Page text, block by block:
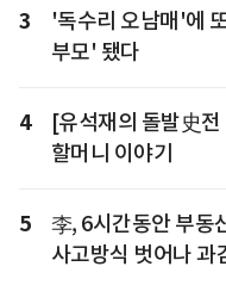
3
'독수리 오남매'에
부모' 됐다
4
[유석재의 돌발史전
할머니 이야기
5
李, 6시간동안 부동
사고방식 벗어나 과